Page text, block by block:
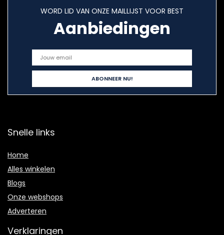
WORD LID VAN ONZE MAILLIJST VOOR BEST
Aanbiedingen
Snelle links
Home
Alles winkelen
Blogs
Onze webshops
Adverteren
Verklaringen